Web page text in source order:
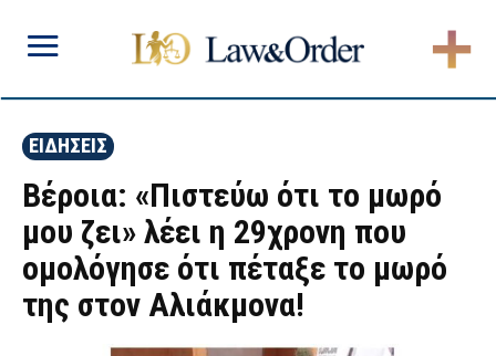
ΕΙΔΗΣΕΙΣ
Βέροια: «Πιστεύω ότι το μωρό
μου ζει» λέει η 29χρονη που
ομολόγησε ότι πέταξε το μωρό
της στον Αλιάκμονα!